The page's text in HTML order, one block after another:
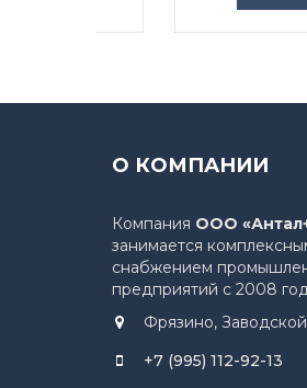
О КОМПАНИИ
Компания ООО
занимается
снабжением
предприятий с 2008
Фрязино,
+7 (995) 112-92-13